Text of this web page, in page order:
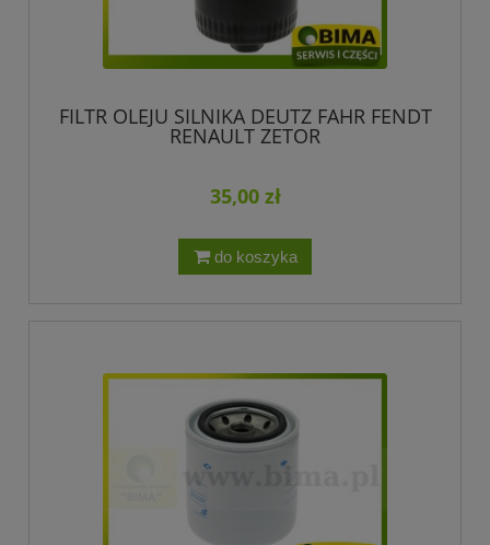
FILTR OLEJU SILNIKA DEUTZ FAHR FENDT
RENAULT ZETOR
35,00 zł
do koszyka